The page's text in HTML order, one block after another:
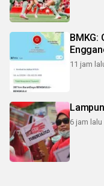
BMKG:
11 jam
6 jam lalu